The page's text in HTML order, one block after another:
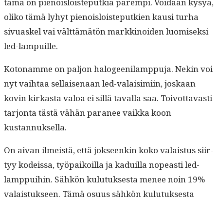
oliko tämä lyhyt pienois­lois­teputkien kausi turha
sivuaskel vai vält­tämätön markki­noiden luomisek­si
led-lampuille.
Koton­amme on paljon halo­gee­nil­amp­pu­ja. Nekin voi
nyt vai­h­taa sel­l­aise­naan led-valaisimi­in, joskaan
kovin kirkas­ta val­oa ei sil­lä taval­la saa. Toiv­ot­tavasti
tar­jon­ta tästä vähän para­nee vaik­ka koon
kustannuksella.
On aivan ilmeistä, että jok­seenkin koko valais­tus siir­
tyy kodeis­sa, työ­paikoil­la ja kaduil­la nopeasti led-
lamp­pui­hin. Sähkön kulu­tuk­ses­ta menee noin 19%
valais­tuk­seen. Tämä osu­us sähkön kulu­tuk­ses­ta